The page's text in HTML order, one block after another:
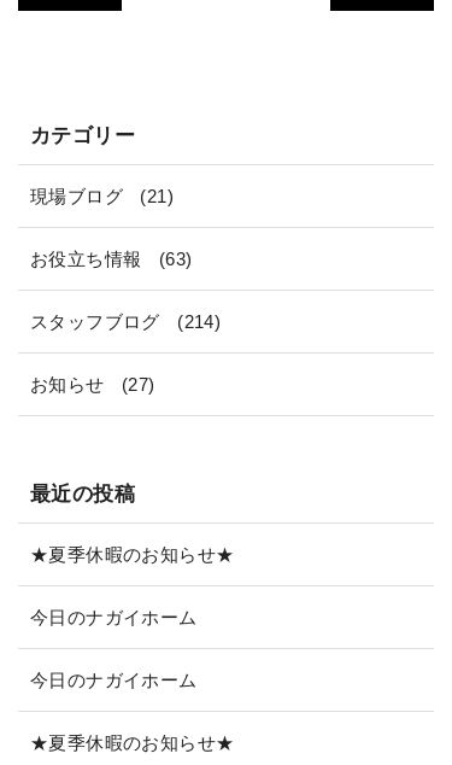
ー
カテゴリー
現場ブログ (21)
お役立ち情報 (63)
スタッフブログ (214)
お知らせ (27)
最近の投稿
★夏季休暇のお知らせ★
今日のナガイホーム
今日のナガイホーム
★夏季休暇のお知らせ★